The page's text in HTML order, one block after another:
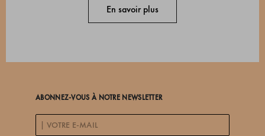
En savoir plus
ABONNEZ-VOUS À NOTRE NEWSLETTER